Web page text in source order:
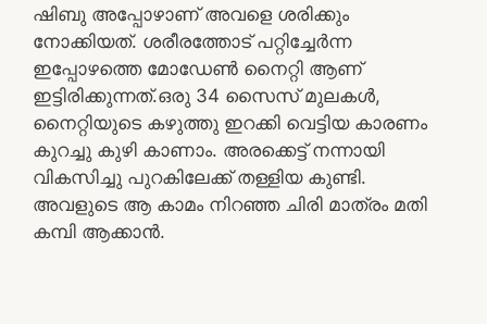
ഷിബു അപ്പോഴാണ് അവളെ ശരിക്കും
നോക്കിയത്. ശരീരത്തോട് പറ്റിച്ചേർന്ന
ഇപ്പോഴത്തെ മോഡേൺ നൈറ്റി ആണ്
ഇട്ടിരിക്കുന്നത്.ഒരു 34 സൈസ് മുലകൾ,
നൈറ്റിയുടെ കഴുത്തു ഇറക്കി വെട്ടിയ കാരണം
കുറച്ചു കുഴി കാണാം. അരക്കെട്ട് നന്നായി
വികസിച്ചു പുറകിലേക്ക് തള്ളിയ കുണ്ടി.
അവളുടെ ആ കാമം നിറഞ്ഞ ചിരി മാത്രം മതി
കമ്പി ആക്കാൻ.